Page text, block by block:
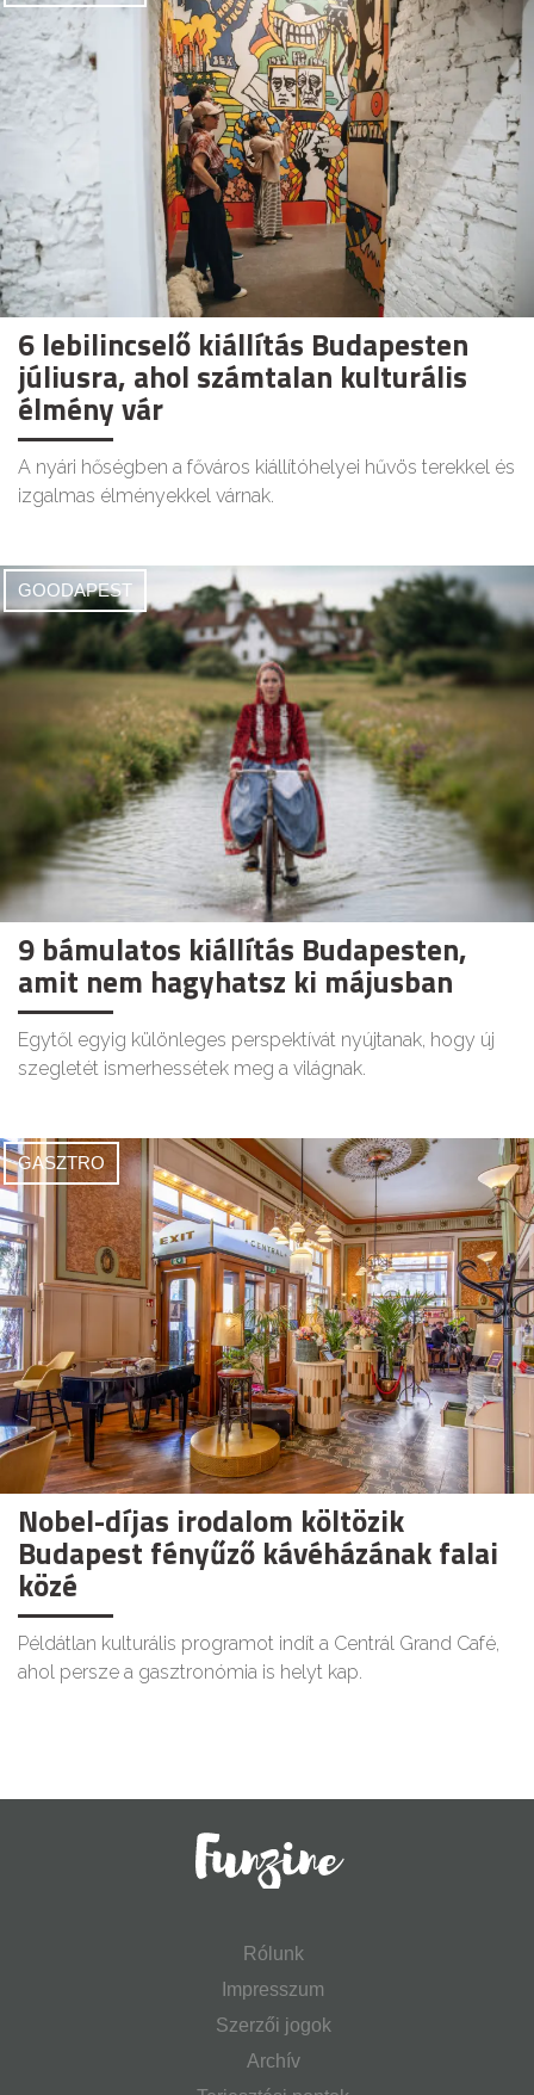
6 lebilincselő kiállítás Budapesten
júliusra, ahol számtalan kulturális
élmény vár
A nyári hőségben a főváros kiállítóhelyei hűvös terekkel és
izgalmas élményekkel várnak.
GOODAPEST
9 bámulatos kiállítás Budapesten,
amit nem hagyhatsz ki májusban
Egytől egyig különleges perspektívát nyújtanak, hogy új
szegletét ismerhessétek meg a világnak.
GASZTRO
Nobel-díjas irodalom költözik
Budapest fényűző kávéházának falai
közé
Példátlan kulturális programot indít a Centrál Grand Café,
ahol persze a gasztronómia is helyt kap.
Rólunk
Impresszum
Szerzői jogok
Archív